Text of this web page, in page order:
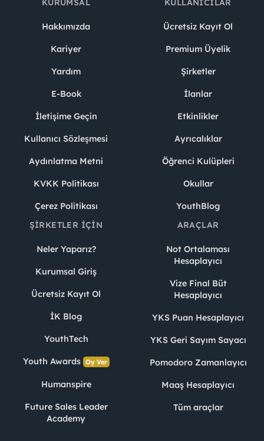
KURUMSAL
Hakkımızda
Kariyer
Yardım
E-Book
İletişime Geçin
Kullanıcı Sözleşmesi
Aydınlatma Metni
KVKK Politikası
Çerez Politikası
KULLANICILAR
Ücretsiz Kayıt Ol
Premium Üyelik
Şirketler
İlanlar
Etkinlikler
Ayrıcalıklar
Öğrenci Kulüpleri
Okullar
YouthBlog
ŞIRKETLER İÇIN
Neler Yaparız?
Kurumsal Giriş
Ücretsiz Kayıt Ol
İK Blog
YouthTech
Youth Awards Oy Ver
Humanspire
Future Sales Leader
Academy
ARAÇLAR
Not Ortalaması
Hesaplayıcı
Vize Final Büt
Hesaplayıcı
YKS Puan Hesaplayıcı
YKS Geri Sayım Sayacı
Pomodoro Zamanlayıcı
Maaş Hesaplayıcı
Tüm araçlar